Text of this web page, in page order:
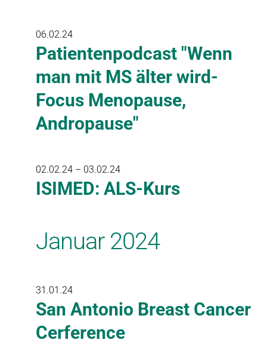
06.02.24
Patientenpodcast "Wenn
man mit MS älter wird-
Focus Menopause,
Andropause"
02.02.24 – 03.02.24
ISIMED: ALS-Kurs
Januar 2024
31.01.24
San Antonio Breast Cancer
Cerference